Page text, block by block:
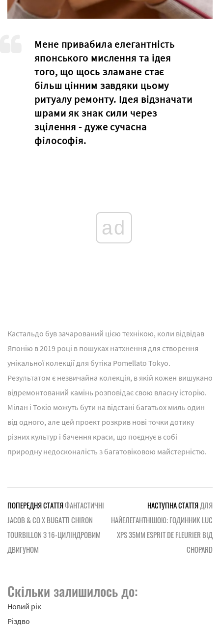
Мене привабила елегантність
японського мислення та ідея
того, що щось зламане стає
більш цінним завдяки цьому
ритуалу ремонту. Ідея відзначати
шрами як знак сили через
зцілення - дуже сучасна
філософія.
ad
Кастальдо був зачарований цією технікою, коли відвідав
Японію в 2019 році в пошуках натхнення для створення
унікальної колекції для бутіка Pomellato Tokyo.
Результатом є незвичайна колекція, в якій кожен вишукано
відремонтований камінь розповідає свою власну історію.
Мілан і Токіо можуть бути на відстані багатьох миль один
від одного, але цей проект розкрив нові точки дотику
різних культур і бачення краси, що поєднує в собі
природну недосконалість з багатовіковою майстерністю.
ПОПЕРЕДНЯ СТАТТЯФАНТАСТИЧНІ
JACOB & CO X BUGATTI CHIRON
TOURBILLON З 16-ЦИЛІНДРОВИМ
ДВИГУНОМ
НАСТУПНА СТАТТЯДЛЯ
НАЙЕЛЕГАНТНІШОЮ: ГОДИННИК LUC
XPS 35MM ESPRIT DE FLEURIER ВІД
CHOPARD
Скільки залишилось до:
Новий рік
Різдво